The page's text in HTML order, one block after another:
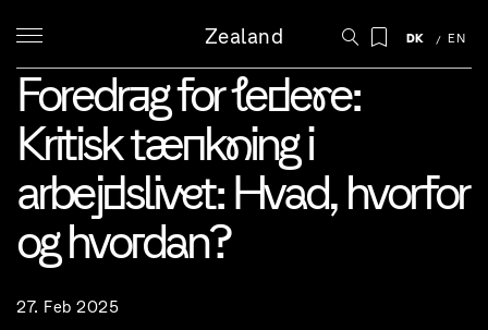
Zealand DK EN
Foredrag for ledere:
Kritisk tænkning i
arbejdslivet: Hvad, hvorfor
og hvordan?
27. Feb 2025